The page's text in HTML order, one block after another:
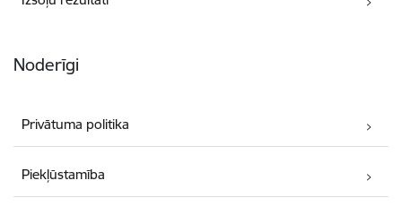
Noderīgi
Privātuma politika
Piekļūstamība